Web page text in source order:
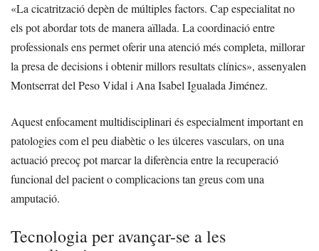
«La cicatrització depèn de múltiples factors. Cap especialitat no
els pot abordar tots de manera aïllada. La coordinació entre
professionals ens permet oferir una atenció més completa, millorar
la presa de decisions i obtenir millors resultats clínics», assenyalen
Montserrat del Peso Vidal i Ana Isabel Igualada Jiménez.
Aquest enfocament multidisciplinari és especialment important en
patologies com el peu diabètic o les úlceres vasculars, on una
actuació precoç pot marcar la diferència entre la recuperació
funcional del pacient o complicacions tan greus com una
amputació.
Tecnologia per avançar-se a les